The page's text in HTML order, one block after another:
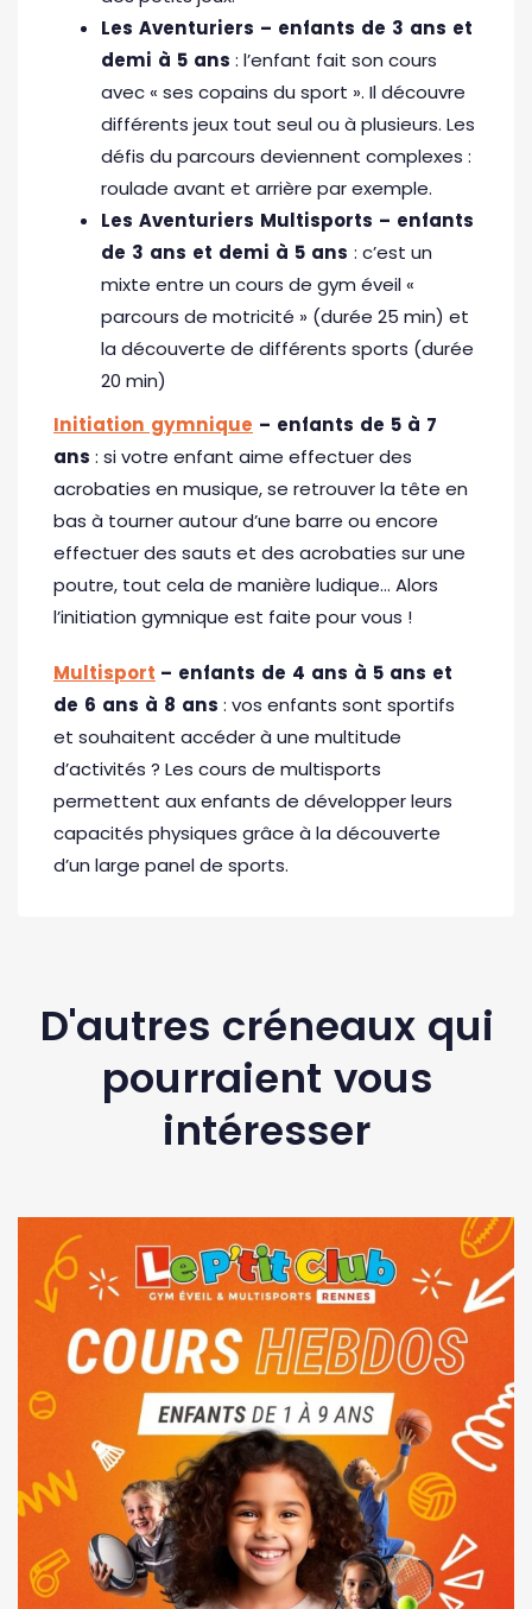
Les Aventuriers – enfants de 3 ans et
demi à 5 ans : l’enfant fait son cours
avec « ses copains du sport ». Il découvre
différents jeux tout seul ou à plusieurs. Les
défis du parcours deviennent complexes :
roulade avant et arrière par exemple.
Les Aventuriers Multisports – enfants
de 3 ans et demi à 5 ans : c’est un
mixte entre un cours de gym éveil «
parcours de motricité » (durée 25 min) et
la découverte de différents sports (durée
20 min)
Initiation gymnique – enfants de 5 à 7
ans : si votre enfant aime effectuer des
acrobaties en musique, se retrouver la tête en
bas à tourner autour d’une barre ou encore
effectuer des sauts et des acrobaties sur une
poutre, tout cela de manière ludique… Alors
l’initiation gymnique est faite pour vous !
Multisport – enfants de 4 ans à 5 ans et
de 6 ans à 8 ans : vos enfants sont sportifs
et souhaitent accéder à une multitude
d’activités ? Les cours de multisports
permettent aux enfants de développer leurs
capacités physiques grâce à la découverte
d’un large panel de sports.
D'autres créneaux qui
pourraient vous
intéresser